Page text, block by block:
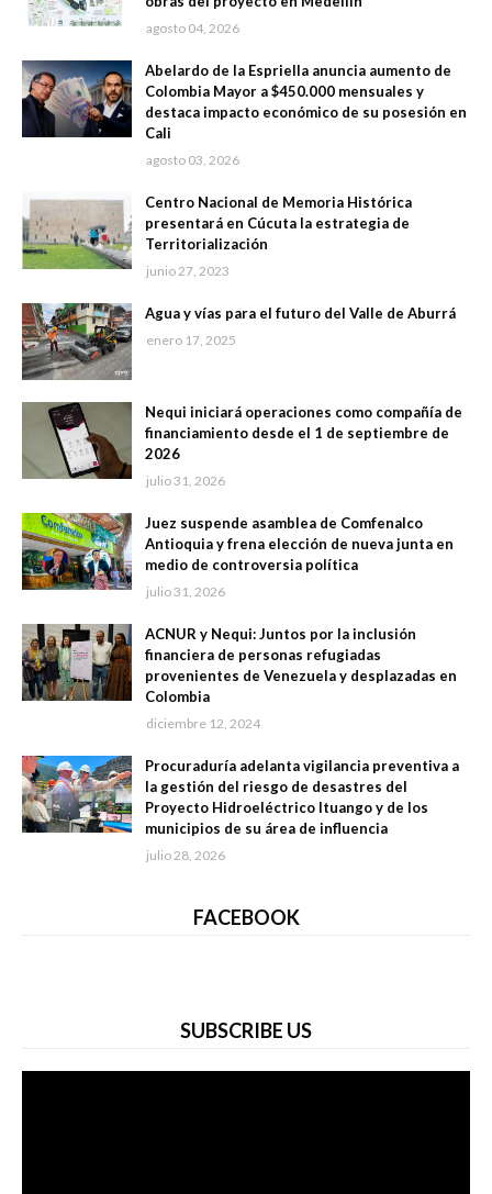
agosto 04, 2026
Abelardo de la Espriella anuncia aumento de
Colombia Mayor a $450.000 mensuales y
destaca impacto económico de su posesión en
Cali
agosto 03, 2026
Centro Nacional de Memoria Histórica
presentará en Cúcuta la estrategia de
Territorialización
junio 27, 2023
Agua y vías para el futuro del Valle de Aburrá
enero 17, 2025
Nequi iniciará operaciones como compañía de
financiamiento desde el 1 de septiembre de
2026
julio 31, 2026
Juez suspende asamblea de Comfenalco
Antioquia y frena elección de nueva junta en
medio de controversia política
julio 31, 2026
ACNUR y Nequi: Juntos por la inclusión
financiera de personas refugiadas
provenientes de Venezuela y desplazadas en
Colombia
diciembre 12, 2024
Procuraduría adelanta vigilancia preventiva a
la gestión del riesgo de desastres del
Proyecto Hidroeléctrico Ituango y de los
municipios de su área de influencia
julio 28, 2026
FACEBOOK
SUBSCRIBE US